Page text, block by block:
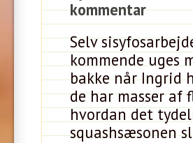
kommentar
Selv
kommende uges
bakke når Ingrid
de har masser
hvordan det
squashsæsonen